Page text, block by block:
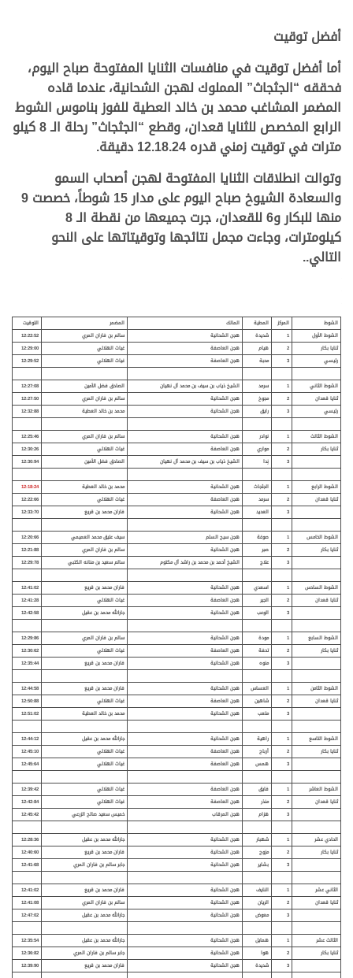
أفضل توقيت
أما أفضل توقيت في منافسات الثنايا المفتوحة صباح اليوم،
فحققه “الجثجاث” المملوك لهجن الشحانية، عندما قاده
المضمر المشاغب محمد بن خالد العطية للفوز بناموس الشوط
الرابع المخصص للثنايا قعدان، وقطع “الجثجاث” رحلة الـ 8 كيلو
مترات في توقيت زمني قدره 12.18.24 دقيقة.
وتوالت انطلاقات الثنايا المفتوحة لهجن أصحاب السمو
والسعادة الشيوخ صباح اليوم على مدار 15 شوطاً، خصصت 9
منها للبكار و6 للقعدان، جرت جميعها من نقطة الـ 8
كيلومترات، وجاءت مجمل نتائجها وتوقيتاتها على النحو
التالي..
الشوط المركز المطية المالك المضمر
التوقيت
الشوط الأول
1 شديدة هجن الشحانية سالم بن فاران المري
12:22:52
ثنايا بكار
2 هيام هجن العاصفة غياث الهلالي
12:29:00
رئيسي
3 محبة هجن العاصفة غياث الهلالي 12:29:52
الشوط الثاني 1 سرمد الشيخ ذياب بن سيف بن محمد آل نهيان الصادق فضل الأمين
12:27:08
ثنايا قعدان
2 مجوخ هجن الشحانية سالم بن فاران المري
12:27:50
رئيسي
3 رايق هجن الشحانية محمد بن خالد العطية 12:32:88
الشوط الثالث 1 نوادر هجن الشحانية سالم بن فاران المري
12:25:46
ثنايا بكار
2 مواري هجن العاصفة غياث الهلالي
12:30:26
3
نِدا الشيخ ذياب بن سيف بن محمد آل نهيان الصادق فضل الأمين 12:30:94
الشوط الرابع 1 الجثجاث هجن الشحانية محمد بن خالد العطية
12:18:24
ثنايا قعدان
2 سرمد هجن العاصفة غياث الهلالي
12:22:66
3
العديد هجن الشحانية فاران محمد بن قريع 12:33:70
الشوط الخامس 1 صوغة هجن سيح السلم سيف عتيق محمد العميمي
12:20:66
ثنايا بكار
2 صبر هجن الشحانية سالم بن فاران المري
12:21:88
3
علاج الشيخ أحمد بن محمد بن راشد آل مكتوم سالم سعيد بن منانه الكتبي 12:29:78
الشوط السادس 1 اسعدي هجن الشحانية فاران محمد بن قريع
12:41:02
ثنايا قعدان
2 الجير هجن العاصفة غياث الهلالي
12:41:28
3
الوعب هجن الشحانية جارالله محمد بن عقيل 12:42:58
الشوط السابع 1 مودة هجن الشحانية سالم بن فاران المري
12:29:86
ثنايا بكار
2 تحفة هجن العاصفة غياث الهلالي
12:30:62
3
منوه هجن الشحانية فاران محمد بن قريع 12:35:44
الشوط الثامن 1 العساس هجن الشحانية فاران محمد بن قريع
12:44:58
ثنايا قعدان
2 شاهين هجن العاصفة غياث الهلالي
12:50:88
3
متعب هجن الشحانية محمد بن خالد العطية 12:51:02
الشوط التاسع 1 راهية هجن الشحانية جارالله محمد بن عقيل
12:44:12
ثنايا بكار
2 أرباح هجن العاصفة غياث الهلالي
12:45:10
3
همس هجن العاصفة غياث الهلالي 12:45:64
الشوط العاشر 1 فايق هجن العاصفة غياث الهلالي
12:39:42
ثنايا قعدان
2 منذر هجن العاصفة غياث الهلالي
12:42:84
3
هزام هجن المرقاب خميس سعيد صالح الزرعي 12:45:42
الحادي عشر 1 شهبار هجن الشحانية جارالله محمد بن عقيل
12:28:36
ثنايا بكار
2 مزوح هجن الشحانية فاران محمد بن قريع
12:40:60
3
بشاير هجن الشحانية جابر سالم بن فاران المري 12:41:68
الثاني عشر 1 النايف هجن الشحانية فاران محمد بن قريع
12:41:02
ثنايا قعدان
2 الريان هجن الشحانية سالم بن فاران المري
12:41:08
3
معوض هجن الشحانية جارالله محمد بن عقيل 12:47:02
الثالث عشر 1 همايل هجن الشحانية جارالله محمد بن عقيل
12:35:54
ثنايا بكار
2 هوا هجن الشحانية جابر سالم بن فاران المري
12:36:82
3
شديدة هجن الشحانية فاران محمد بن قريع 12:39:90